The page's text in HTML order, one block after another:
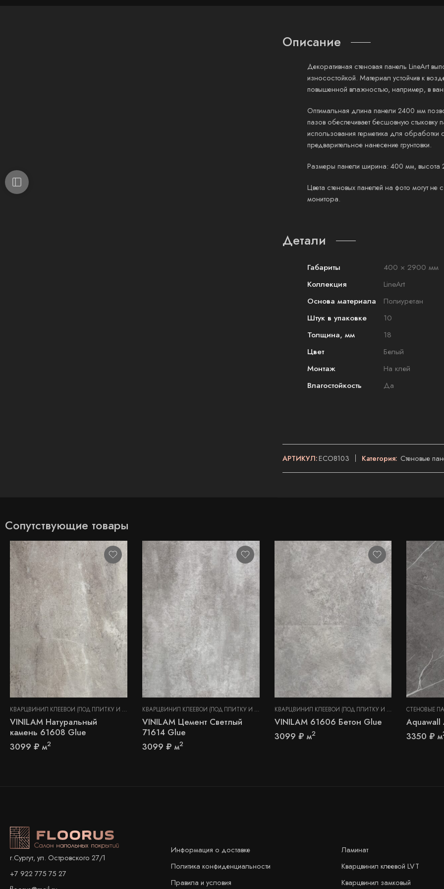
Описание
Декоративная стеновая панель LineArt
износостойкой. Материал устойчив к
повышенной влажностью, например, в
Оптимальная длина панели 2400 мм
пазов обеспечивает бесшовную
использования герметика для
предварительное нанесение грунтовки.
Размеры панели ширина: 400 мм,
Цвета стеновых панелей на фото могут
монитора.
Детали
Габариты
400 × 2900 мм
Коллекция
LineArt
Основа материала
Полиуретан
Штук в упаковке
10
Толщина, мм
18
Цвет
Белый
Монтаж
На клей
Влагостойкость
Да
АРТИКУЛ:ECO8103 Категория: Стеновые
Сопутствующие товары
КВАРЦВИНИЛ КЛЕЕВОЙ (ПОД ПЛИТКУ И КАМЕНЬ) ,СТЕНОВЫЕ ПАНЕЛИ
VINILAM Натуральный
камень 61608 Glue
3099 ₽ м2
КВАРЦВИНИЛ КЛЕЕВОЙ (ПОД ПЛИТКУ И КАМЕНЬ) ,СТЕНОВЫЕ ПАНЕЛИ
VINILAM Цемент Светлый
71614 Glue
3099 ₽ м2
КВАРЦВИНИЛ КЛЕЕВОЙ (ПОД ПЛИТКУ И КАМЕНЬ) ,
VINILAM 61606 Бетон Glue
3099 ₽ м2
СТЕНОВЫЕ
3350₽ м
г.Сургут, ул. Островского 27/1
+7 922 775 75 27
Информация о доставке
Политика конфиденциальности
Правила и условия
Ламинат
Кварцвинил клеевой LVT
Кварцвинил замковый